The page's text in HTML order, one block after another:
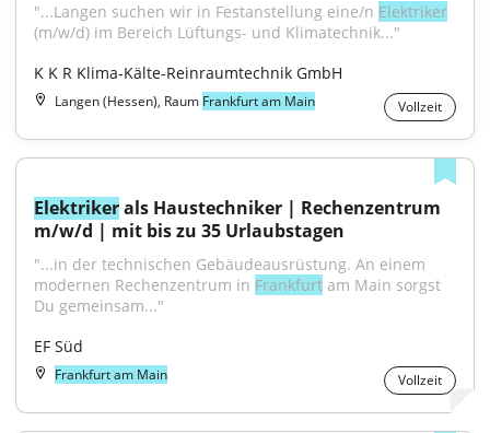
"...Langen suchen wir in Festanstellung eine/n Elektriker
(m/w/d) im Bereich Lüftungs- und Klimatechnik..."
K K R Klima-Kälte-Reinraumtechnik GmbH
Langen (Hessen), Raum Frankfurt am Main Vollzeit
Elektriker als Haustechniker | Rechenzentrum
m/w/d | mit bis zu 35 Urlaubstagen
"...in der technischen Gebäudeausrüstung. An einem
modernen Rechenzentrum in Frankfurt am Main sorgst
Du gemeinsam..."
EF Süd
Frankfurt am Main Vollzeit